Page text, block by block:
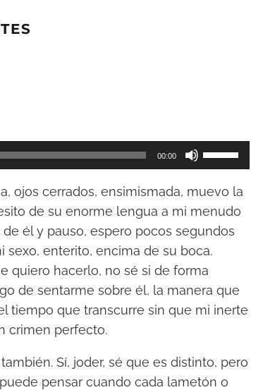
00:00
U
t
i
l
i
z
a
l
a
e
c
ojos cerrados, ensimismada, muevo la
de su enorme lengua a mi menudo
él y pauso, espero pocos segundos
enterito, encima de su boca.
quiero hacerlo, no sé si de forma
de sentarme sobre él, la manera que
tiempo que transcurre sin que mi inerte
crimen perfecto.
Sí, joder, sé que es distinto, pero
pensar cuando cada lametón o